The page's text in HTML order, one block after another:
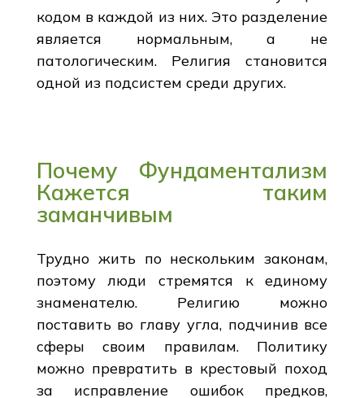
кодом в каждой из них. Это разделение
является нормальным, а не
патологическим. Религия становится
одной из подсистем среди других.
Почему Фундаментализм
Кажется таким
заманчивым
Трудно жить по нескольким законам,
поэтому люди стремятся к единому
знаменателю. Религию можно
поставить во главу угла, подчинив все
сферы своим правилам. Политику
можно превратить в крестовый поход
за исправление ошибок предков,